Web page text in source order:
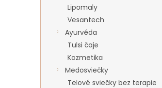
Lipomaly
Vesantech
Ayurvéda
Tulsi čaje
Kozmetika
Medosviečky
Telové sviečky bez terapie